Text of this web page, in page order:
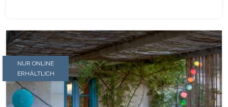
NUR ONLINE
ERHÄLTLICH